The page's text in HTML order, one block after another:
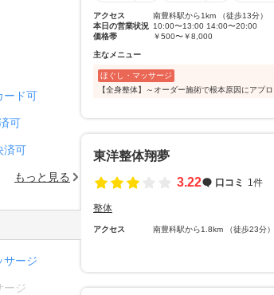
アクセス
南豊科駅から1km （徒歩13分）
本日の営業状況 10:00〜13:00 14:00〜20:00
価格帯
￥500〜￥8,000
主なメニュー
ほぐし・マッサージ
【全身整体】～オーダー施術で根本原因にアプロ
東洋整体翔夢
3.22
口コミ 1件
整体
アクセス 南豊科駅から1.8km （徒歩23分）
ード可
可
済可
もっと見る
サージ
ージ